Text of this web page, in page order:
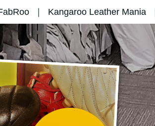
Kangaroo Leather Mania